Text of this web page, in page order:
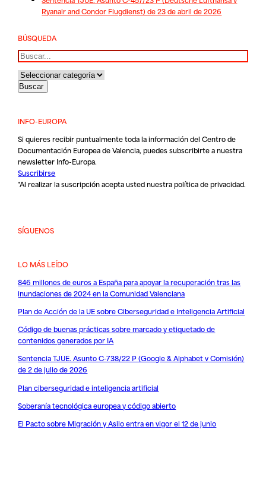
Ryanair and Condor Flugdienst) de 23 de abril de 2026
BÚSQUEDA
Buscar
INFO-EUROPA
Si quieres recibir puntualmente toda la información del Centro de
Documentación Europea de Valencia, puedes subscribirte a nuestra
newsletter Info-Europa.
Suscribirse
*Al realizar la suscripción acepta usted nuestrapolítica de privacidad.
SÍGUENOS
LO MÁS LEÍDO
846 millones de euros a España para apoyar la recuperación tras las
inundaciones de 2024 en la Comunidad Valenciana
Plan de Acción de la UE sobre Ciberseguridad e Inteligencia Artificial
Código de buenas prácticas sobre marcado y etiquetado de
contenidos generados por IA
Sentencia TJUE. Asunto C-738/22 P (Google & Alphabet v Comisión)
de 2 de julio de 2026
Plan ciberseguridad e inteligencia artificial
Soberanía tecnológica europea y código abierto
El Pacto sobre Migración y Asilo entra en vigor el 12 de junio